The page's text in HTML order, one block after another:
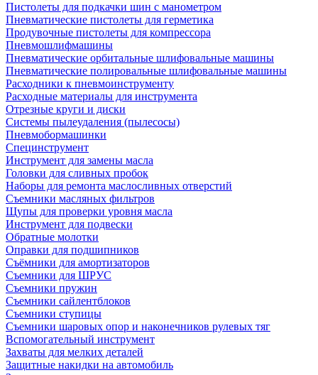
Пистолеты для подкачки шин с манометром
Пневматические пистолеты для герметика
Продувочные пистолеты для компрессора
Пневмошлифмашины
Пневматические орбитальные шлифовальные машины
Пневматические полировальные шлифовальные машины
Расходники к пневмоинструменту
Расходные материалы для инструмента
Отрезные круги и диски
Системы пылеудаления (пылесосы)
Пневмобормашинки
Специнструмент
Инструмент для замены масла
Головки для сливных пробок
Наборы для ремонта маслосливных отверстий
Съемники масляных фильтров
Щупы для проверки уровня масла
Инструмент для подвески
Обратные молотки
Оправки для подшипников
Съёмники для амортизаторов
Съемники для ШРУС
Съемники пружин
Съемники сайлентблоков
Съемники ступицы
Съемники шаровых опор и наконечников рулевых тяг
Вспомогательный инструмент
Захваты для мелких деталей
Защитные накидки на автомобиль